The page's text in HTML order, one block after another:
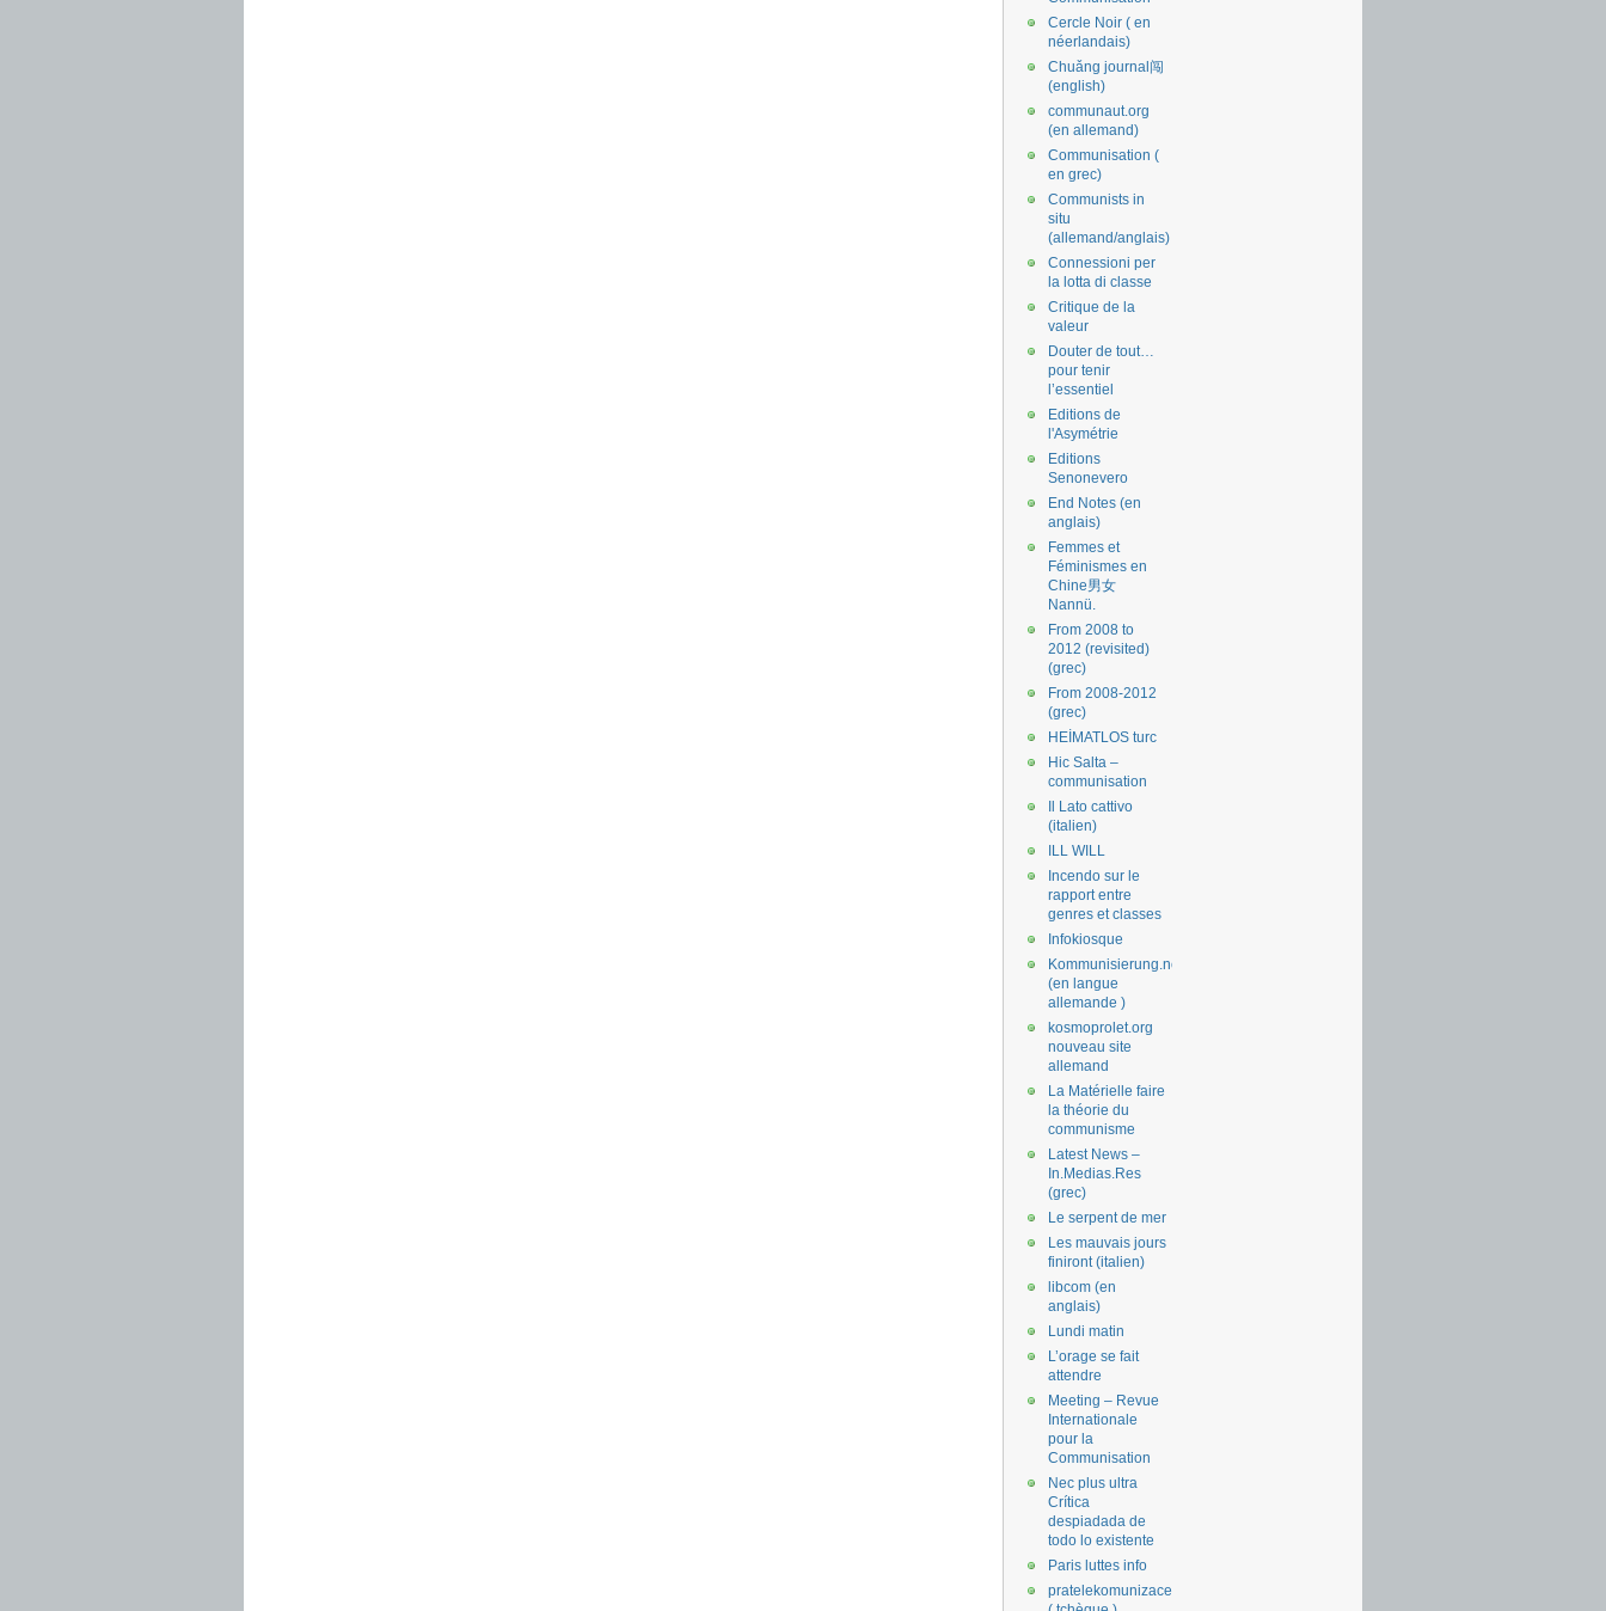
Cercle Noir ( en
néerlandais)
Chuǎng journal闯
(english)
communaut.org
(en allemand)
Communisation (
en grec)
Communists in
situ
(allemand/anglais)
Connessioni per
la lotta di classe
Critique de la
valeur
Douter de tout…
pour tenir
l’essentiel
Editions de
l'Asymétrie
Editions
Senonevero
End Notes (en
anglais)
Femmes et
Féminismes en
Chine男女
Nannü.
From 2008 to
2012 (revisited)
(grec)
From 2008-2012
(grec)
HEİMATLOS turc
Hic Salta –
communisation
Il Lato cattivo
(italien)
ILL WILL
Incendo sur le
rapport entre
genres et classes
Infokiosque
Kommunisierung.net
(en langue
allemande )
kosmoprolet.org
nouveau site
allemand
La Matérielle faire
la théorie du
communisme
Latest News –
In.Medias.Res
(grec)
Le serpent de mer
Les mauvais jours
finiront (italien)
libcom (en
anglais)
Lundi matin
L’orage se fait
attendre
Meeting – Revue
Internationale
pour la
Communisation
Nec plus ultra
Crítica
despiadada de
todo lo existente
Paris luttes info
pratelekomunizace